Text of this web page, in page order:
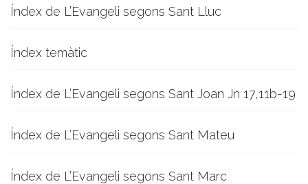
Índex de L’Evangeli segons Sant Lluc
Índex temàtic
Índex de L’Evangeli segons Sant Joan Jn 17,11b-19
Índex de L’Evangeli segons Sant Mateu
Índex de L’Evangeli segons Sant Marc